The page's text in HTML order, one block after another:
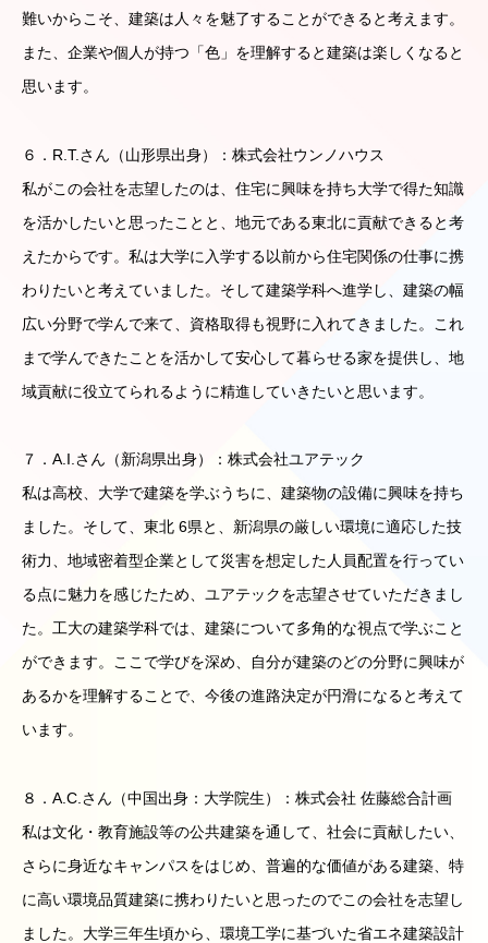
難いからこそ、建築は人々を魅了することができると考えます。
また、企業や個人が持つ「色」を理解すると建築は楽しくなると
思います。
６．R.T.さん（山形県出身）：株式会社ウンノハウス
私がこの会社を志望したのは、住宅に興味を持ち大学で得た知識
を活かしたいと思ったことと、地元である東北に貢献できると考
えたからです。私は大学に入学する以前から住宅関係の仕事に携
わりたいと考えていました。そして建築学科へ進学し、建築の幅
広い分野で学んで来て、資格取得も視野に入れてきました。これ
まで学んできたことを活かして安心して暮らせる家を提供し、地
域貢献に役立てられるように精進していきたいと思います。
７．A.I.さん（新潟県出身）：株式会社ユアテック
私は高校、大学で建築を学ぶうちに、建築物の設備に興味を持ち
ました。そして、東北 6県と、新潟県の厳しい環境に適応した技
術力、地域密着型企業として災害を想定した人員配置を行ってい
る点に魅力を感じたため、ユアテックを志望させていただきまし
た。工大の建築学科では、建築について多角的な視点で学ぶこと
ができます。ここで学びを深め、自分が建築のどの分野に興味が
あるかを理解することで、今後の進路決定が円滑になると考えて
います。
８．A.C.さん（中国出身：大学院生）：株式会社 佐藤総合計画
私は文化・教育施設等の公共建築を通して、社会に貢献したい、
さらに身近なキャンパスをはじめ、普遍的な価値がある建築、特
に高い環境品質建築に携わりたいと思ったのでこの会社を志望し
ました。大学三年生頃から、環境工学に基づいた省エネ建築設計